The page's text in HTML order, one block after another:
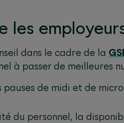
les
dans le cadre de la
à passer de meilleures
de midi et de
du personnel, la